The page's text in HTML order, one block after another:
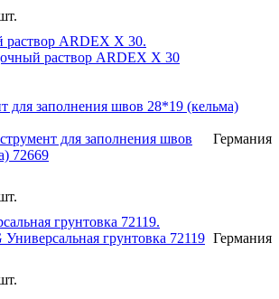
раствор ARDEX X 30
Германия
для заполнения швов
72669
Германия
Универсальная грунтовка 72119